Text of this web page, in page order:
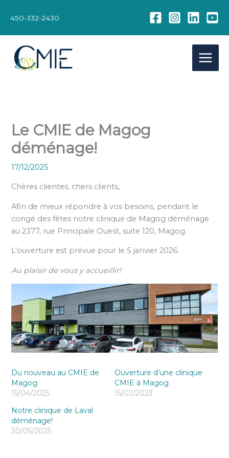
450-332-2430
Le CMIE de Magog
déménage!
17/12/2025
Chères clientes, chers clients,
Afin de mieux répondre à vos besoins, pendant le
congé des fêtes notre clinique de Magog déménage
au 2377, rue Principale Ouest, suite 120, Magog.
L’ouverture est prévue pour le 5 janvier 2026.
Au plaisir de vous y accueillir!
Du nouveau au CMIE de
Magog
15/04/2025
Ouverture d’une clinique
CMIE à Magog
15/02/2023
Notre clinique de Laval
déménage!
30/05/2025